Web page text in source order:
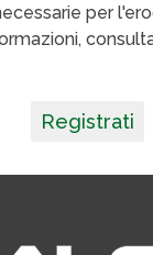
per
Registrati